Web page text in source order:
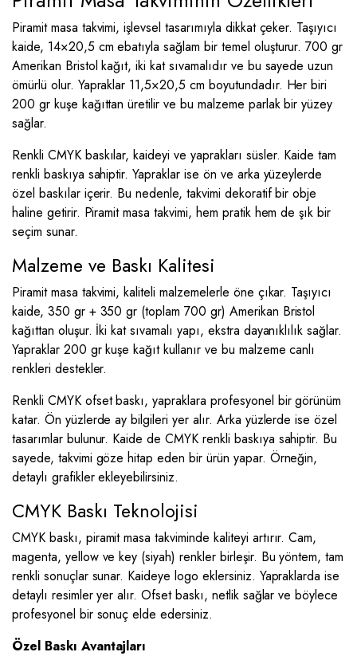
Piramit masa takvimi, işlevsel tasarımıyla dikkat çeker. Taşıyıcı
kaide, 14×20,5 cm ebatıyla sağlam bir temel oluşturur. 700 gr
Amerikan Bristol kağıt, iki kat sıvamalıdır ve bu sayede uzun
ömürlü olur. Yapraklar 11,5×20,5 cm boyutundadır. Her biri
200 gr kuşe kağıttan üretilir ve bu malzeme parlak bir yüzey
sağlar.
Renkli CMYK baskılar, kaideyi ve yaprakları süsler. Kaide tam
renkli baskıya sahiptir. Yapraklar ise ön ve arka yüzeylerde
özel baskılar içerir. Bu nedenle, takvimi dekoratif bir obje
haline getirir. Piramit masa takvimi, hem pratik hem de şık bir
seçim sunar.
Malzeme ve Baskı Kalitesi
Piramit masa takvimi, kaliteli malzemelerle öne çıkar. Taşıyıcı
kaide, 350 gr + 350 gr (toplam 700 gr) Amerikan Bristol
kağıttan oluşur. İki kat sıvamalı yapı, ekstra dayanıklılık sağlar.
Yapraklar 200 gr kuşe kağıt kullanır ve bu malzeme canlı
renkleri destekler.
Renkli CMYK ofset baskı, yapraklara profesyonel bir görünüm
katar. Ön yüzlerde ay bilgileri yer alır. Arka yüzlerde ise özel
tasarımlar bulunur. Kaide de CMYK renkli baskıya sahiptir. Bu
sayede, takvimi göze hitap eden bir ürün yapar. Örneğin,
detaylı grafikler ekleyebilirsiniz.
CMYK Baskı Teknolojisi
CMYK baskı, piramit masa takviminde kaliteyi artırır. Cam,
magenta, yellow ve key (siyah) renkler birleşir. Bu yöntem, tam
renkli sonuçlar sunar. Kaideye logo eklersiniz. Yapraklarda ise
detaylı resimler yer alır. Ofset baskı, netlik sağlar ve böylece
profesyonel bir sonuç elde edersiniz.
Özel Baskı Avantajları